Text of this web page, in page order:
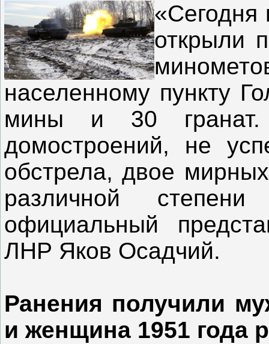
«Сегодня
открыли
населенному пункту
мины и 30 гранат.
домостроений, не
обстрела, двое
различной
официальный
ЛНР Яков Осадчий.
Ранения получили
и женщина 1951 года